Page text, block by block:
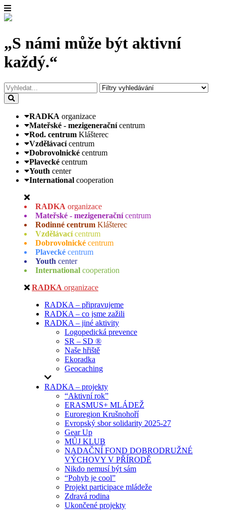
„S námi může být aktivní
každý.“
RADKA organizace
Mateřské - mezigenerační centrum
Rod. centrum Klášterec
Vzdělávací centrum
Dobrovolnické centrum
Plavecké centrum
Youth center
International cooperation
RADKA organizace
Mateřské - mezigenerační centrum
Rodinné centrum Klášterec
Vzdělávací centrum
Dobrovolnické centrum
Plavecké centrum
Youth center
International cooperation
RADKA organizace
RADKA – připravujeme
RADKA – co jsme zažili
RADKA – jiné aktivity
Logopedická prevence
SR – SD ®
Naše hřiště
Ekoradka
Geocaching
RADKA – projekty
“Aktivní rok”
ERASMUS+ MLÁDEŽ
Euroregion Krušnohoří
Evropský sbor solidarity 2025-27
Gear Up
MŮJ KLUB
NADAČNÍ FOND DOBRODRUŽNÉ
VÝCHOVY V PŘÍRODĚ
Nikdo nemusí být sám
“Pohyb je cool”
Projekt participace mládeže
Zdravá rodina
Ukončené projekty